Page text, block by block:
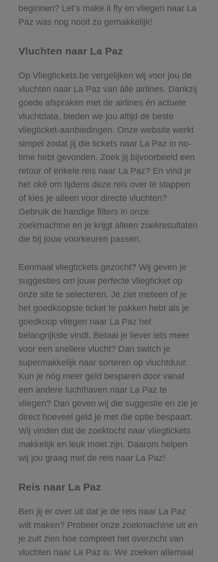
beginnen? Let’s make it fly en vliegen naar La
Paz was nog nooit zo gemakkelijk!
Vluchten naar La Paz
Op Vliegtickets.be vergelijken wij voor jou de
vluchten naar La Paz van álle airlines. Dankzij
goede afspraken met de airlines én actuele
vluchtdata, bieden we jou altijd de beste
vliegticket-aanbiedingen. Onze website werkt
simpel zodat jij die tickets naar La Paz in no-
time hebt gevonden. Zoek jij bijvoorbeeld een
retour of enkele reis naar La Paz? En vind je
het oké om tijdens deze reis over te stappen
of kies je alleen voor directe vluchten?
Gebruik de handige filters in onze
zoekmachine en je krijgt alleen zoekresultaten
die bij jouw voorkeuren passen.
Eenmaal vliegtickets gezocht? Wij geven je
suggesties om jouw perfecte vliegticket op
onze site te selecteren. Je ziet meteen of je
het goedkoopste ticket te pakken hebt als je
goedkoop vliegen naar La Paz het
belangrijkste vindt. Betaal je liever iets meer
voor een snellere vlucht? Dan switch je
supermakkelijk naar sorteren op vluchtduur.
Kun je nóg meer geld besparen door vanaf
een andere luchthaven naar La Paz te
vliegen? Dan geven wij die suggestie en zie je
direct hoeveel geld je met die optie bespaart.
Wij vinden dat de zoektocht naar vliegtickets
makkelijk en leuk moet zijn. Daarom helpen
wij jou graag met de reis naar La Paz!
Reis naar La Paz
Ben jij er over uit dat je de reis naar La Paz
wilt maken? Probeer onze zoekmachine uit en
je zult zien hoe compleet het overzicht van
vluchten naar La Paz is. We zoeken allemaal